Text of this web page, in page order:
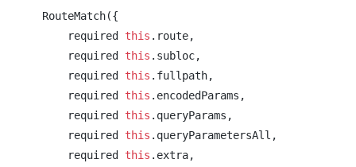
RouteMatch({
    required
this .route,
    required
this .subloc,
    required
this .fullpath,
    required
this .encodedParams,
    required
this .queryParams,
    required
this .queryParametersAll,
    required
this .extra,